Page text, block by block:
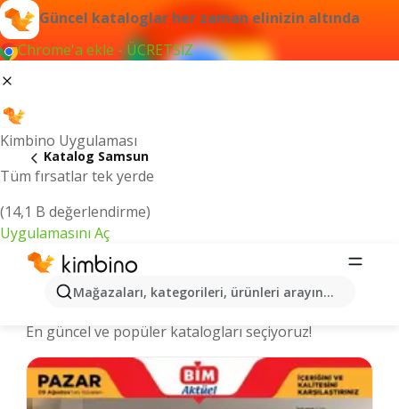
Güncel kataloglar her zaman elinizin altında
Chrome'a ekle - ÜCRETSİZ
Kimbino Uygulaması
Tüm fırsatlar tek yerde
(14,1 B değerlendirme)
Uygulamasını Aç
Mağazaları, kategorileri, ürünleri arayın...
Katalog Samsun
Samsun şehrinde kataloglar ve
En güncel ve popüler katalogları seçiyoruz!